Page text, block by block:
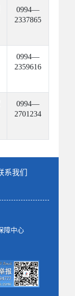
0994—
2337865
0994—
2359616
0994—
2701234
系我们
障中心